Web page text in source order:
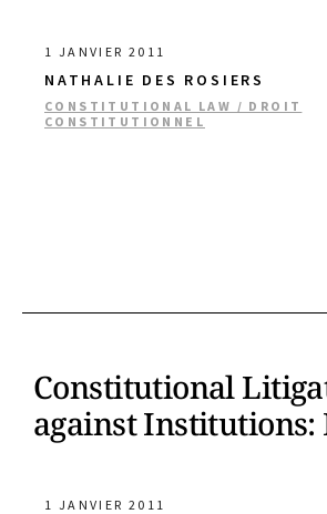
1 JANVIER 2011
NATHALIE DES ROSIERS
CONSTITUTIONAL LAW / DROIT
CONSTITUTIONNEL
Constitutional
against Institutions:
1 JANVIER 2011